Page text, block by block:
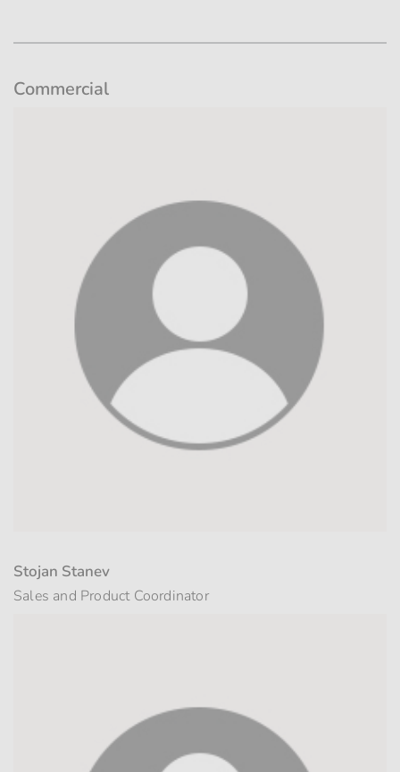
Commercial
Stojan Stanev
Sales and Product Coordinator